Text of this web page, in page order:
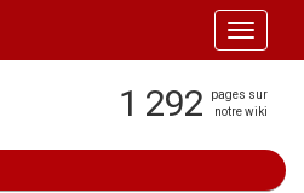
Toggle
1 292
pages sur
notre wiki